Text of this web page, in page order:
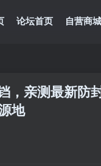
论坛首页 自营商城
，亲测最新防
地